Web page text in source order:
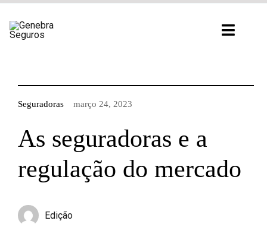
para
Seguradoras março 24, 2023
As seguradoras e a
regulação do mercado
Edição